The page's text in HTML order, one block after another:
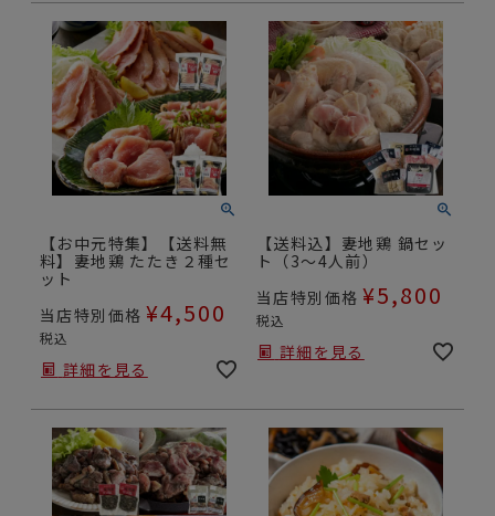
【お中元特集】【送料無
料】妻地鶏 たたき２種セ
ット
当店特別価格 ¥4,500
税込
詳細を見る
【送料込】妻地鶏 鍋セッ
ト（3～4人前）
当店特別価格 ¥5,800
税込
詳細を見る